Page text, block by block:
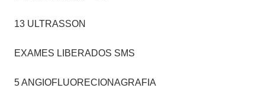
13 ULTRASSON
EXAMES LIBERADOS SMS
5 ANGIOFLUORECIONAGRAFIA